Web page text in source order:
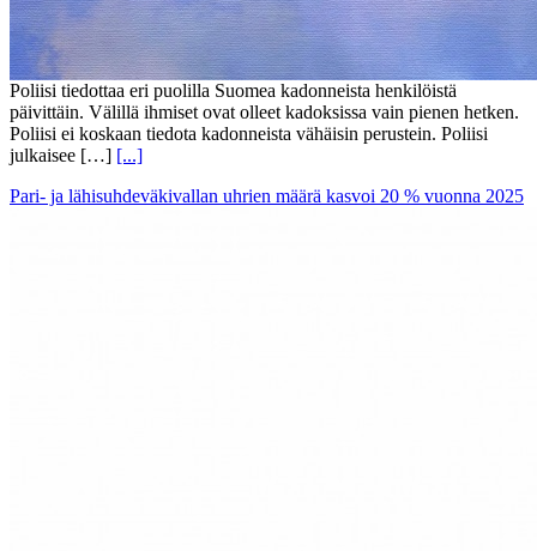
Poliisi tiedottaa eri puolilla Suomea kadonneista henkilöistä
päivittäin. Välillä ihmiset ovat olleet kadoksissa vain pienen hetken.
Poliisi ei koskaan tiedota kadonneista vähäisin perustein. Poliisi
julkaisee […] [...]
Pari- ja lähisuhdeväkivallan uhrien määrä kasvoi 20 % vuonna 2025